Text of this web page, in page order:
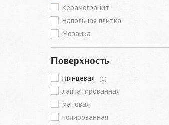
Керамогранит
Напольная плитка
Мозаика
Поверхность
глянцевая (1)
лаппатированная
матовая
полированная